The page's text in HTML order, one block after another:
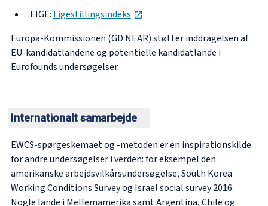
EIGE: Ligestillingsindeks
Europa-Kommissionen (GD NEAR) støtter inddragelsen af
EU-kandidatlandene og potentielle kandidatlande i
Eurofounds undersøgelser.
Internationalt samarbejde
EWCS-spørgeskemaet og -metoden er en inspirationskilde
for andre undersøgelser i verden: for eksempel den
amerikanske arbejdsvilkårsundersøgelse, South Korea
Working Conditions Survey og Israel social survey 2016.
Nogle lande i Mellemamerika samt Argentina, Chile og